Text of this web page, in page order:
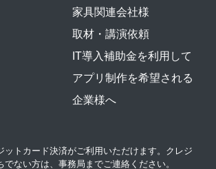
家具関連会社様
取材・講演依頼
IT導入補助金を利用して
アプリ制作を希望される
企業様へ
ットカード決済がご利用いただけます。クレジ
でない方は、事務局までご連絡ください。